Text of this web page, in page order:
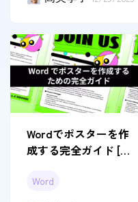
Wordでポスターを作
成する完全ガイド [テ
Word